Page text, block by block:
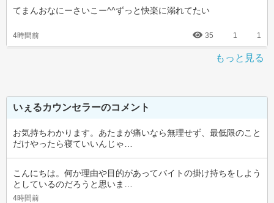
てまんおなにーさいこー^^ずっと快楽に溺れてたい
4時間前 35 1 1
もっと見る
いぇるカウンセラーのコメント
お気持ちわかります。あたまが痛いなら無理せず、最低限のこと
だけやったら寝ていいんじゃ…
こんにちは。何か理由や目的があってバイトの掛け持ちをしよう
としているのだろうと思いま…
4時間前